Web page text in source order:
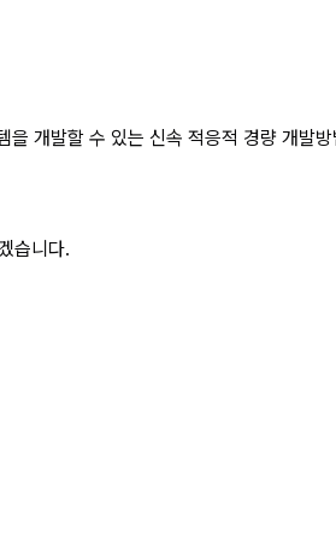
신속하게 적응하
개발할 수 있는 신속 적응적 경량 개발
습니다.